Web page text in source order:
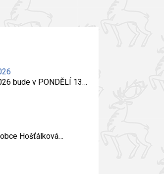
bude v PONDĚLÍ 13…
Hošťálková…